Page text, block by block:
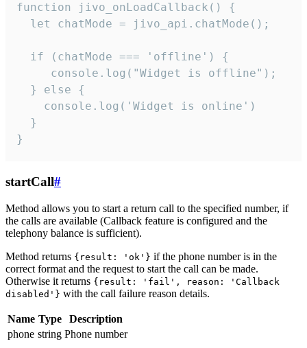
function jivo_onLoadCallback() {
  let chatMode = jivo_api.chatMode();
  if (chatMode === 'offline') {
     console.log("Widget is offline");
  } else {
    console.log('Widget is online')
  }
}
startCall#
Method allows you to start a return call to the specified number, if
the calls are available (Callback feature is configured and the
telephony balance is sufficient).
Method returns {result: 'ok'} if the phone number is in the
correct format and the request to start the call can be made.
Otherwise it returns {result: 'fail', reason: 'Callback
disabled'} with the call failure reason details.
Name Type
Description
phone string Phone number